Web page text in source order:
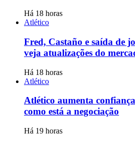
Há 18 horas
Atlético
Fred, Castaño e saída de
veja atualizações do
Há 18 horas
Atlético
Atlético aumenta
como está a negociação
Há 19 horas